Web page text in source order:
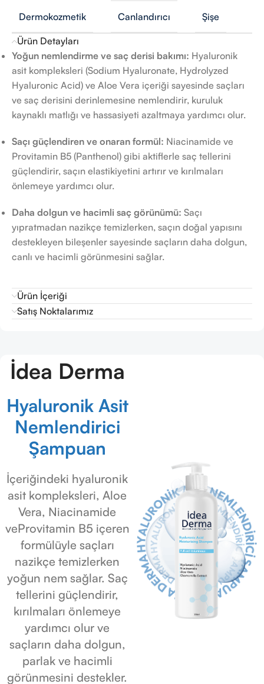
Dermokozmetik Canlandırıcı Şişe
Ürün Detayları
Yoğun nemlendirme ve saç derisi bakımı: Hyaluronik
asit kompleksleri (Sodium Hyaluronate, Hydrolyzed
Hyaluronic Acid) ve Aloe Vera içeriği sayesinde saçları
ve saç derisini derinlemesine nemlendirir, kuruluk
kaynaklı matlığı ve hassasiyeti azaltmaya yardımcı olur.
Saçı güçlendiren ve onaran formül: Niacinamide ve
Provitamin B5 (Panthenol) gibi aktiflerle saç tellerini
güçlendirir, saçın elastikiyetini artırır ve kırılmaları
önlemeye yardımcı olur.
Daha dolgun ve hacimli saç görünümü: Saçı
yıpratmadan nazikçe temizlerken, saçın doğal yapısını
destekleyen bileşenler sayesinde saçların daha dolgun,
canlı ve hacimli görünmesini sağlar.
Ürün İçeriği
Satış Noktalarımız
İdea Derma
Hyaluronik Asit
Nemlendirici
Şampuan
İçeriğindeki hyaluronik
asit kompleksleri, Aloe
Vera, Niacinamide
veProvitamin B5 içeren
formülüyle saçları
nazikçe temizlerken
yoğun nem sağlar. Saç
tellerini güçlendirir,
kırılmaları önlemeye
yardımcı olur ve
saçların daha dolgun,
parlak ve hacimli
görünmesini destekler.